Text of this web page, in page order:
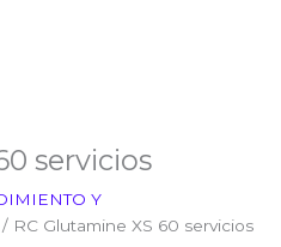
servicios
Y
/ RC Glutamine XS 60 servicios